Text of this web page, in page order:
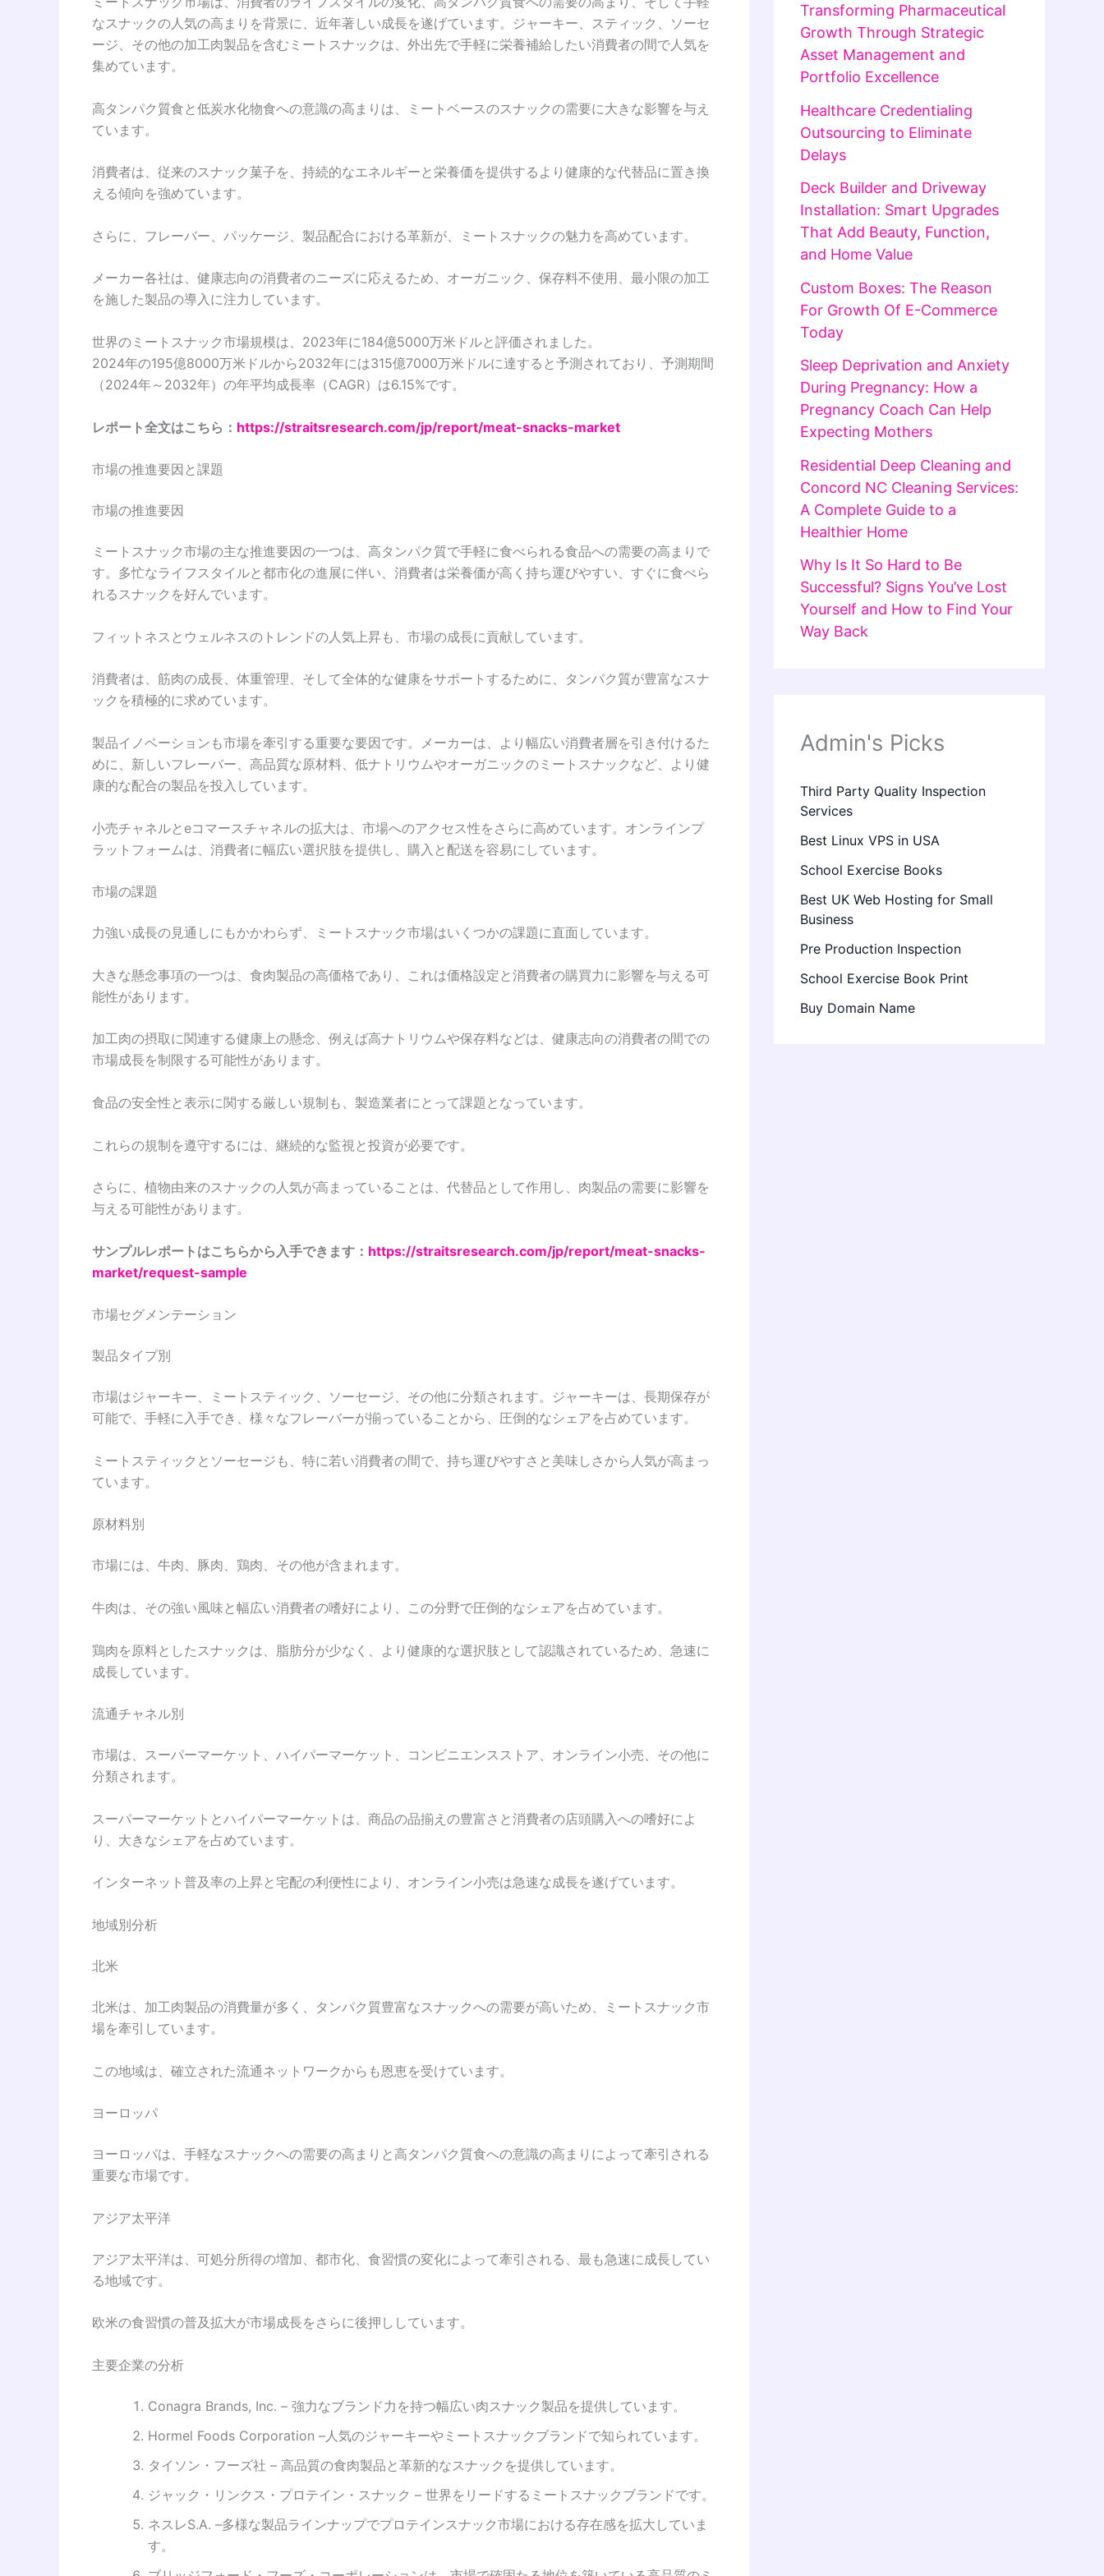
なスナックの人気の高まりを背景に、近年著しい成長を遂げています。ジャーキー、スティック、ソーセ
ージ、その他の加工肉製品を含むミートスナックは、外出先で手軽に栄養補給したい消費者の間で人気を
集めています。
高タンパク質食と低炭水化物食への意識の高まりは、ミートベースのスナックの需要に大きな影響を与え
ています。
消費者は、従来のスナック菓子を、持続的なエネルギーと栄養価を提供するより健康的な代替品に置き換
える傾向を強めています。
さらに、フレーバー、パッケージ、製品配合における革新が、ミートスナックの魅力を高めています。
メーカー各社は、健康志向の消費者のニーズに応えるため、オーガニック、保存料不使用、最小限の加工
を施した製品の導入に注力しています。
世界のミートスナック市場規模は、2023年に184億5000万米ドルと評価されました。
2024年の195億8000万米ドルから2032年には315億7000万米ドルに達すると予測されており、予測期間
（2024年～2032年）の年平均成長率（CAGR）は6.15%です。
レポート全文はこちら： https://straitsresearch.com/jp/report/meat-snacks-market
市場の推進要因と課題
市場の推進要因
ミートスナック市場の主な推進要因の一つは、高タンパク質で手軽に食べられる食品への需要の高まりで
す。多忙なライフスタイルと都市化の進展に伴い、消費者は栄養価が高く持ち運びやすい、すぐに食べら
れるスナックを好んでいます。
フィットネスとウェルネスのトレンドの人気上昇も、市場の成長に貢献しています。
消費者は、筋肉の成長、体重管理、そして全体的な健康をサポートするために、タンパク質が豊富なスナ
ックを積極的に求めています。
製品イノベーションも市場を牽引する重要な要因です。メーカーは、より幅広い消費者層を引き付けるた
めに、新しいフレーバー、高品質な原材料、低ナトリウムやオーガニックのミートスナックなど、より健
康的な配合の製品を投入しています。
小売チャネルとeコマースチャネルの拡大は、市場へのアクセス性をさらに高めています。オンラインプ
ラットフォームは、消費者に幅広い選択肢を提供し、購入と配送を容易にしています。
市場の課題
力強い成長の見通しにもかかわらず、ミートスナック市場はいくつかの課題に直面しています。
大きな懸念事項の一つは、食肉製品の高価格であり、これは価格設定と消費者の購買力に影響を与える可
能性があります。
加工肉の摂取に関連する健康上の懸念、例えば高ナトリウムや保存料などは、健康志向の消費者の間での
市場成長を制限する可能性があります。
食品の安全性と表示に関する厳しい規制も、製造業者にとって課題となっています。
これらの規制を遵守するには、継続的な監視と投資が必要です。
さらに、植物由来のスナックの人気が高まっていることは、代替品として作用し、肉製品の需要に影響を
与える可能性があります。
サンプルレポートはこちらから入手できます： https://straitsresearch.com/jp/report/meat-snacks-
market/request-sample
市場セグメンテーション
製品タイプ別
市場はジャーキー、ミートスティック、ソーセージ、その他に分類されます。ジャーキーは、長期保存が
可能で、手軽に入手でき、様々なフレーバーが揃っていることから、圧倒的なシェアを占めています。
ミートスティックとソーセージも、特に若い消費者の間で、持ち運びやすさと美味しさから人気が高まっ
ています。
原材料別
市場には、牛肉、豚肉、鶏肉、その他が含まれます。
牛肉は、その強い風味と幅広い消費者の嗜好により、この分野で圧倒的なシェアを占めています。
鶏肉を原料としたスナックは、脂肪分が少なく、より健康的な選択肢として認識されているため、急速に
成長しています。
流通チャネル別
市場は、スーパーマーケット、ハイパーマーケット、コンビニエンスストア、オンライン小売、その他に
分類されます。
スーパーマーケットとハイパーマーケットは、商品の品揃えの豊富さと消費者の店頭購入への嗜好によ
り、大きなシェアを占めています。
インターネット普及率の上昇と宅配の利便性により、オンライン小売は急速な成長を遂げています。
地域別分析
北米
北米は、加工肉製品の消費量が多く、タンパク質豊富なスナックへの需要が高いため、ミートスナック市
場を牽引しています。
この地域は、確立された流通ネットワークからも恩恵を受けています。
ヨーロッパ
ヨーロッパは、手軽なスナックへの需要の高まりと高タンパク質食への意識の高まりによって牽引される
重要な市場です。
アジア太平洋
アジア太平洋は、可処分所得の増加、都市化、食習慣の変化によって牽引される、最も急速に成長してい
る地域です。
欧米の食習慣の普及拡大が市場成長をさらに後押ししています。
主要企業の分析
Conagra Brands, Inc. – 強力なブランド力を持つ幅広い肉スナック製品を提供しています。
Hormel Foods Corporation –人気のジャーキーやミートスナックブランドで知られています。
タイソン・フーズ社 – 高品質の食肉製品と革新的なスナックを提供しています。
ジャック・リンクス・プロテイン・スナック – 世界をリードするミートスナックブランドです。
ネスレS.A. –多様な製品ラインナップでプロテインスナック市場における存在感を拡大していま
す。
Transforming Pharmaceutical
Growth Through Strategic
Asset Management and
Portfolio Excellence
Healthcare Credentialing
Outsourcing to Eliminate
Delays
Deck Builder and Driveway
Installation: Smart Upgrades
That Add Beauty, Function,
and Home Value
Custom Boxes: The Reason
For Growth Of E-Commerce
Today
Sleep Deprivation and Anxiety
During Pregnancy: How a
Pregnancy Coach Can Help
Expecting Mothers
Residential Deep Cleaning and
Concord NC Cleaning Services:
A Complete Guide to a
Healthier Home
Why Is It So Hard to Be
Successful? Signs You’ve Lost
Yourself and How to Find Your
Way Back
Admin's Picks
Third Party Quality Inspection
Services
Best Linux VPS in USA
School Exercise Books
Best UK Web Hosting for Small
Business
Pre Production Inspection
School Exercise Book Print
Buy Domain Name